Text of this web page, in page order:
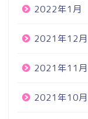
2022年1月
2021年12月
2021年11月
2021年10月